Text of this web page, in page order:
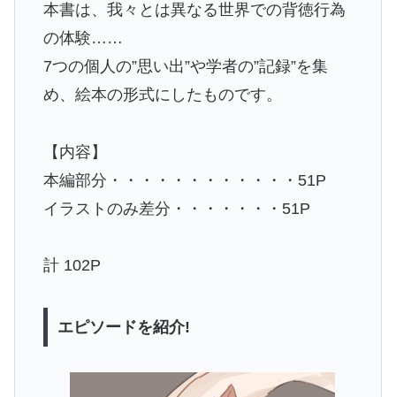
本書は、我々とは異なる世界での背徳行為
の体験……
7つの個人の”思い出”や学者の”記録”を集
め、絵本の形式にしたものです。
【内容】
本編部分・・・・・・・・・・・・51P
イラストのみ差分・・・・・・・51P
計 102P
エピソードを紹介!